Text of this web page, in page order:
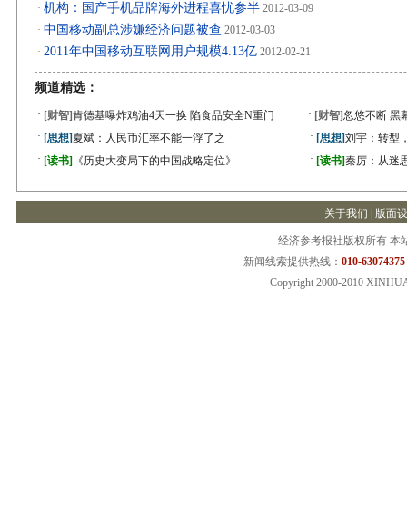
· 机构：国产手机品牌海外进程喜忧参半 2012-03-09
· 中国移动副总涉嫌经济问题被查 2012-03-03
· 2011年中国移动互联网用户规模4.13亿 2012-02-21
频道精选：
· [财智]肯德基曝炸鸡油4天一换 陷食品安全N重门 · [财智]忽悠不断 黑
· [思想]夏斌：人民币汇率不能一浮了之 · [思想]刘宇：转型
· [读书] 《历史大变局下的中国战略定位》 · [读书]秦厉：从迷
关于我们 版面
经济参考报社版权所有 本
新闻线索提供热线： 010-
Copyright 2000-2010